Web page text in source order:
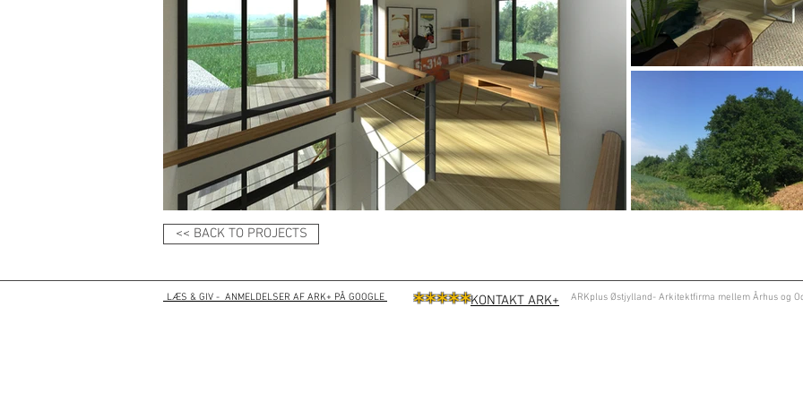
<< BACK TO PROJECTS
LÆS & GIV - ANMELDELSER AF ARK+ PÅ GOOGLE ***** ARKplus Østjylland- Arkitektfirma mellem Århus og
KONTAKT ARK+